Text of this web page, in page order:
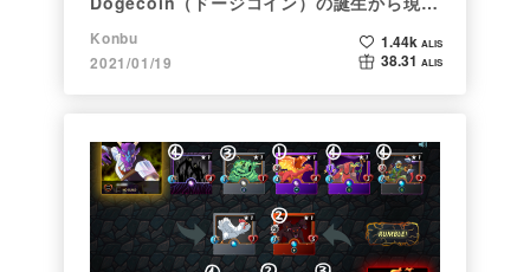
まで。注目される非証券性🐶
Konbu
2021/01/19
1.44k ALIS
38.31 ALIS